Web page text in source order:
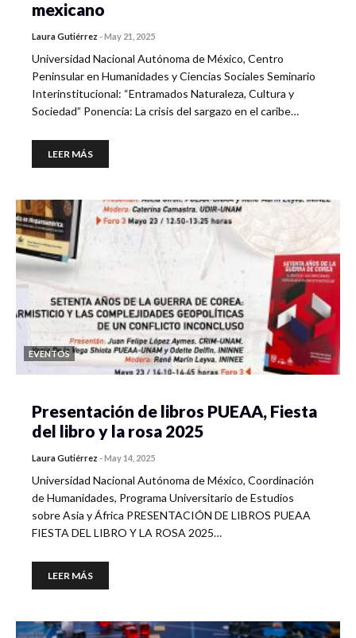
mexicano
Laura Gutiérrez -May 21, 2025
Universidad Nacional Autónoma de México, Centro
Peninsular en Humanidades y Ciencias Sociales Seminario
Interinstitucional: “Entramados Naturaleza, Cultura y
Sociedad” Ponencia: La crisis del sargazo en el caribe…
LEER MÁS
EVENTOS
Presentación de libros PUEAA, Fiesta
del libro y la rosa 2025
Laura Gutiérrez -May 14, 2025
Universidad Nacional Autónoma de México, Coordinación
de Humanidades, Programa Universitario de Estudios
sobre Asia y África PRESENTACIÓN DE LIBROS PUEAA
FIESTA DEL LIBRO Y LA ROSA 2025…
LEER MÁS